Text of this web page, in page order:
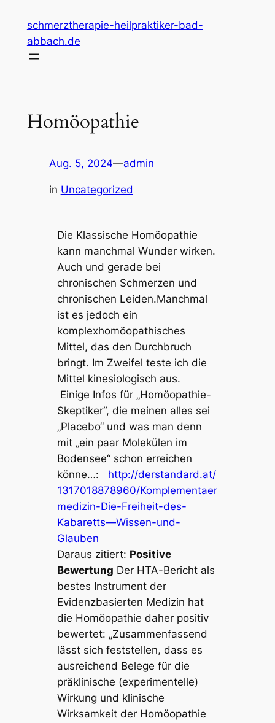
Inhalt
springen
schmerztherapie-heilpraktiker-bad-
abbach.de
Homöopathie
Aug. 5, 2024—admin
in Uncategorized
Die Klassische Homöopathie
kann manchmal Wunder wirken.
Auch und gerade bei
chronischen Schmerzen und
chronischen Leiden.Manchmal
ist es jedoch ein
komplexhomöopathisches
Mittel, das den Durchbruch
bringt. Im Zweifel teste ich die
Mittel kinesiologisch aus.
Einige Infos für „Homöopathie-
Skeptiker“, die meinen alles sei
„Placebo“ und was man denn
mit „ein paar Molekülen im
Bodensee“ schon erreichen
könne…: http://derstandard.at/
1317018878960/Komplementaer
medizin-Die-Freiheit-des-
Kabaretts—Wissen-und-
Glauben
Daraus zitiert: Positive
Bewertung Der HTA-Bericht als
bestes Instrument der
Evidenzbasierten Medizin hat
die Homöopathie daher positiv
bewertet: „Zusammenfassend
lässt sich feststellen, dass es
ausreichend Belege für die
präklinische (experimentelle)
Wirkung und klinische
Wirksamkeit der Homöopathie